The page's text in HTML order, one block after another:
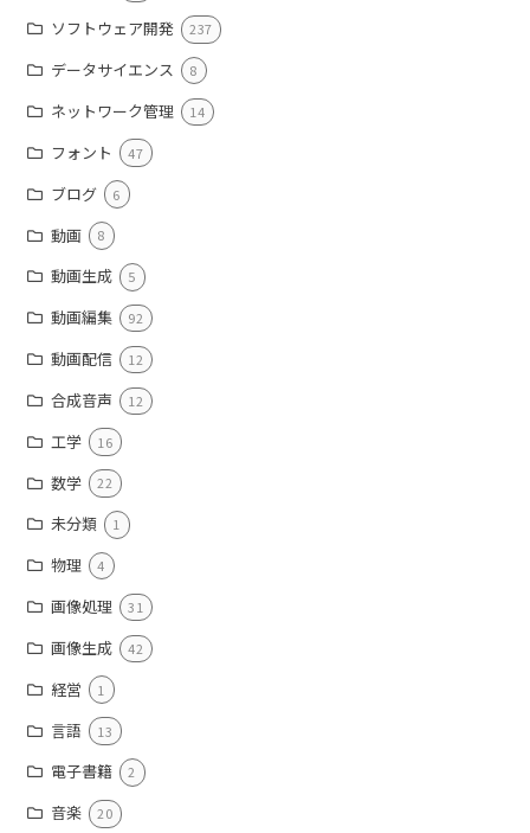
ソフトウェア開発 237
データサイエンス 8
ネットワーク管理 14
フォント 47
ブログ 6
動画 8
動画生成 5
動画編集 92
動画配信 12
合成音声 12
工学 16
数学 22
未分類 1
物理 4
画像処理 31
画像生成 42
経営 1
言語 13
電子書籍 2
音楽 20